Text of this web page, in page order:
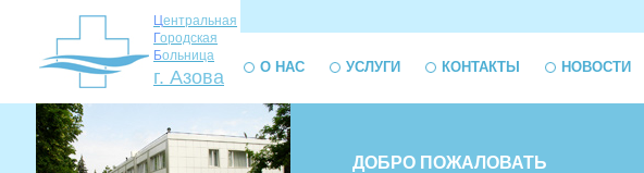
Центральная
Городская
Больница
г. Азова О НАС УСЛУГИ КОНТАКТЫ НОВОСТИ
ДОБРО ПОЖАЛОВАТЬ